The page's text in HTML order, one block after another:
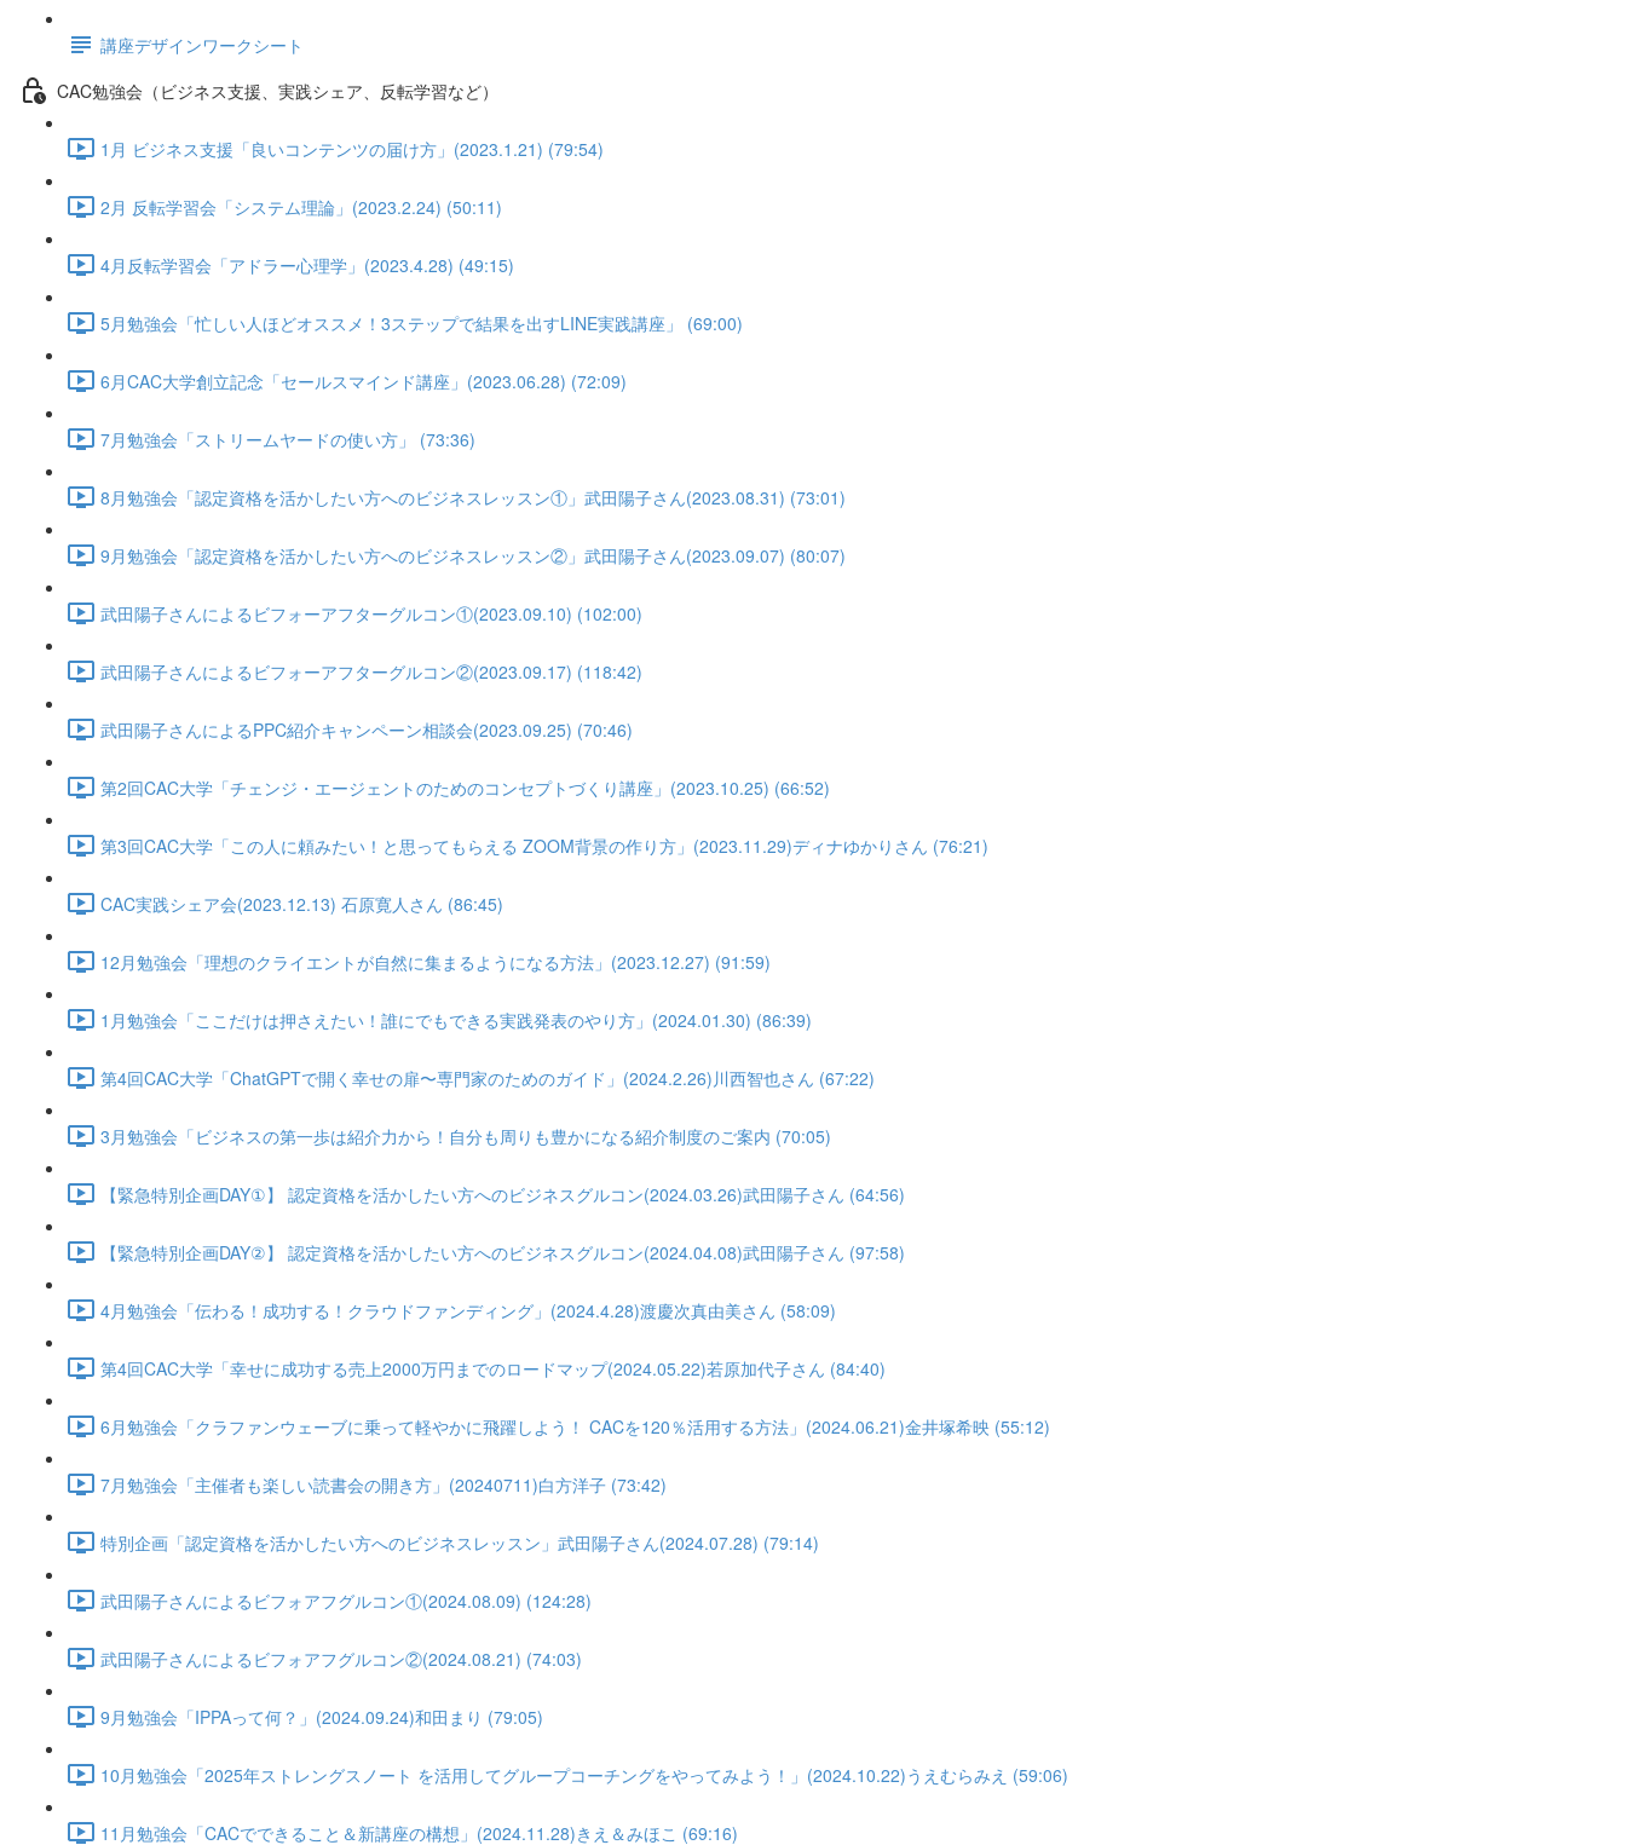
講座デザインワークシート
CAC勉強会（ビジネス支援、実践シェア、反転学習など）
1月 ビジネス支援「良いコンテンツの届け方」(2023.1.21) (79:54)
2月 反転学習会「システム理論」(2023.2.24) (50:11)
4月反転学習会「アドラー心理学」(2023.4.28) (49:15)
5月勉強会「忙しい人ほどオススメ！3ステップで結果を出すLINE実践講座」 (69:00)
6月CAC大学創立記念「セールスマインド講座」(2023.06.28) (72:09)
7月勉強会「ストリームヤードの使い方」 (73:36)
8月勉強会「認定資格を活かしたい方へのビジネスレッスン①」武田陽子さん(2023.08.31) (73:01)
9月勉強会「認定資格を活かしたい方へのビジネスレッスン②」武田陽子さん(2023.09.07) (80:07)
武田陽子さんによるビフォーアフターグルコン①(2023.09.10) (102:00)
武田陽子さんによるビフォーアフターグルコン②(2023.09.17) (118:42)
武田陽子さんによるPPC紹介キャンペーン相談会(2023.09.25) (70:46)
第2回CAC大学「チェンジ・エージェントのためのコンセプトづくり講座」(2023.10.25) (66:52)
第3回CAC大学「この人に頼みたい！と思ってもらえる ZOOM背景の作り方」(2023.11.29)ディナゆかりさん (76:21)
CAC実践シェア会(2023.12.13) 石原寛人さん (86:45)
12月勉強会「理想のクライエントが自然に集まるようになる方法」(2023.12.27) (91:59)
1月勉強会「ここだけは押さえたい！誰にでもできる実践発表のやり方」(2024.01.30) (86:39)
第4回CAC大学「ChatGPTで開く幸せの扉〜専門家のためのガイド」(2024.2.26)川西智也さん (67:22)
3月勉強会「ビジネスの第一歩は紹介力から！自分も周りも豊かになる紹介制度のご案内 (70:05)
【緊急特別企画DAY①】 認定資格を活かしたい方へのビジネスグルコン(2024.03.26)武田陽子さん (64:56)
【緊急特別企画DAY②】 認定資格を活かしたい方へのビジネスグルコン(2024.04.08)武田陽子さん (97:58)
4月勉強会「伝わる！成功する！クラウドファンディング」(2024.4.28)渡慶次真由美さん (58:09)
第4回CAC大学「幸せに成功する売上2000万円までのロードマップ(2024.05.22)若原加代子さん (84:40)
6月勉強会「クラファンウェーブに乗って軽やかに飛躍しよう！ CACを120％活用する方法」(2024.06.21)金井塚希映 (55:12)
7月勉強会「主催者も楽しい読書会の開き方」(20240711)白方洋子 (73:42)
特別企画「認定資格を活かしたい方へのビジネスレッスン」武田陽子さん(2024.07.28) (79:14)
武田陽子さんによるビフォアフグルコン①(2024.08.09) (124:28)
武田陽子さんによるビフォアフグルコン②(2024.08.21) (74:03)
9月勉強会「IPPAって何？」(2024.09.24)和田まり (79:05)
10月勉強会「2025年ストレングスノート を活用してグループコーチングをやってみよう！」(2024.10.22)うえむらみえ (59:06)
11月勉強会「CACでできること＆新講座の構想」(2024.11.28)きえ＆みほこ (69:16)